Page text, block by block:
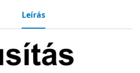
Leírás